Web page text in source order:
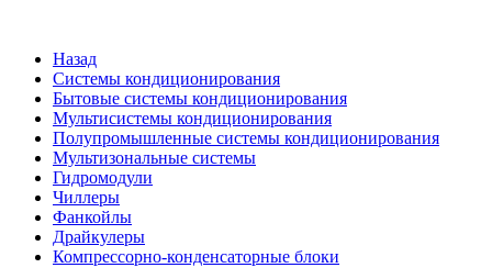
Назад
Системы кондиционирования
Бытовые системы кондиционирования
Мультисистемы кондиционирования
Полупромышленные системы кондиционирования
Мультизональные системы
Гидромодули
Чиллеры
Фанкойлы
Драйкулеры
Компрессорно-конденсаторные блоки